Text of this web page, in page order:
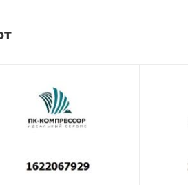
этапах использования